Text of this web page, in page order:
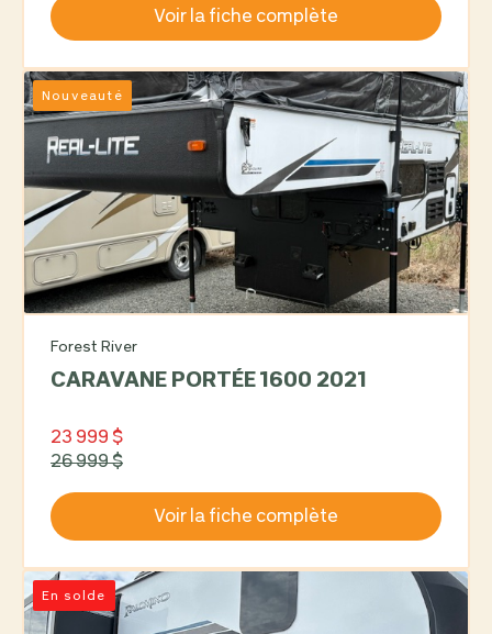
Voir la fiche complète
Nouveauté
Forest River
CARAVANE PORTÉE 1600 2021
26 999 $
23 999 $
Voir la fiche complète
En solde